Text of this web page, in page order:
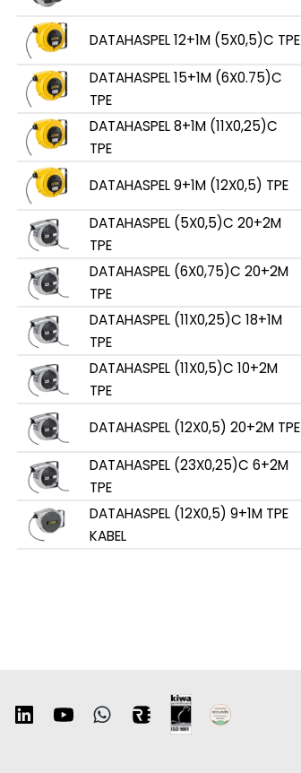
DATAHASPEL 12+1M (5X0,5)C TPE
DATAHASPEL 15+1M (6X0.75)C
TPE
DATAHASPEL 8+1M (11X0,25)C
TPE
DATAHASPEL 9+1M (12X0,5) TPE
DATAHASPEL (5X0,5)C 20+2M
TPE
DATAHASPEL (6X0,75)C 20+2M
TPE
DATAHASPEL (11X0,25)C 18+1M
TPE
DATAHASPEL (11X0,5)C 10+2M
TPE
DATAHASPEL (12X0,5) 20+2M TPE
DATAHASPEL (23X0,25)C 6+2M
TPE
DATAHASPEL (12X0,5) 9+1M TPE
KABEL